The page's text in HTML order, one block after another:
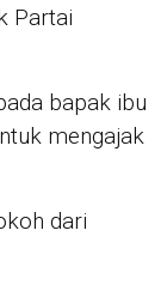
Partai
bapak ibu
mengajak
dari